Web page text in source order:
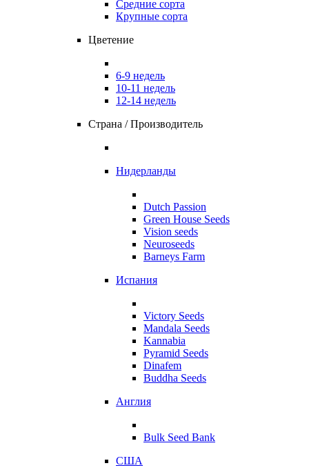
Средние сорта
Крупные сорта
Цветение
6-9 недель
10-11 недель
12-14 недель
Страна / Производитель
Нидерланды
Dutch Passion
Green House Seeds
Vision seeds
Neuroseeds
Barneys Farm
Испания
Victory Seeds
Mandala Seeds
Kannabia
Pyramid Seeds
Dinafem
Buddha Seeds
Англия
Bulk Seed Bank
США